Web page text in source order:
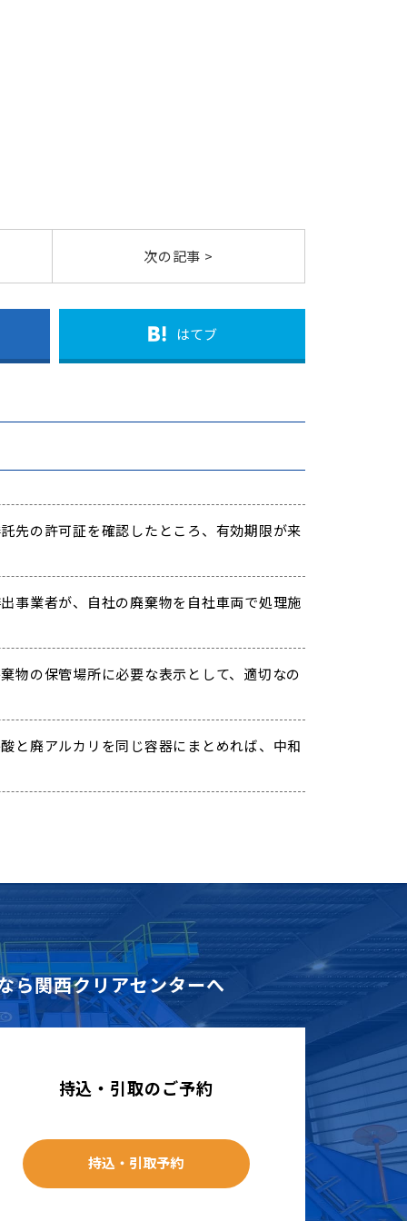
次の記事 >
はてブ
先の許可証を確認したところ、有効期限が来
事業者が、自社の廃棄物を自社車両で処理施
物の保管場所に必要な表示として、適切なの
と廃アルカリを同じ容器にまとめれば、中和
ら関西クリアセンターへ
持込・引取のご予約
持込・引取予約